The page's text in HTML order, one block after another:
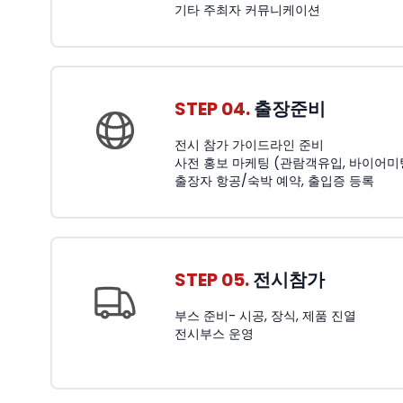
기타 주최자 커뮤니케이션
STEP 04.출장준비
전시 참가 가이드라인 준비
사전 홍보 마케팅 (관람객유입, 바이어
출장자 항공/숙박 예약, 출입증 등록
STEP 05.전시참가
부스 준비- 시공, 장식, 제품 진열
전시부스 운영